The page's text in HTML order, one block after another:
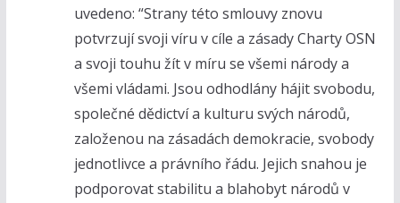
uvedeno: “Strany této smlouvy znovu
potvrzují svoji víru v cíle a zásady Charty OSN
a svoji touhu žít v míru se všemi národy a
všemi vládami. Jsou odhodlány hájit svobodu,
společné dědictví a kulturu svých národů,
založenou na zásadách demokracie, svobody
jednotlivce a právního řádu. Jejich snahou je
podporovat stabilitu a blahobyt národů v